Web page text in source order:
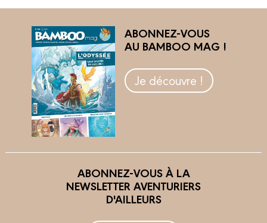
ABONNEZ-VOUS
AU BAMBOO MAG !
Je découvre !
ABONNEZ-VOUS À LA
NEWSLETTER AVENTURIERS
D'AILLEURS